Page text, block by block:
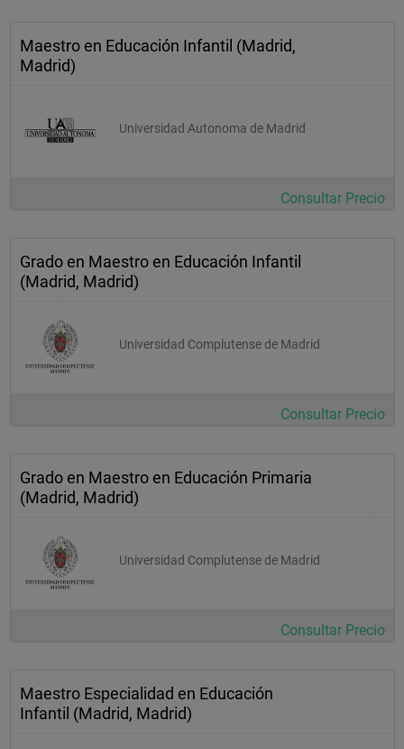
Maestro en Educación Infantil (Madrid,
Madrid)
Universidad Autonoma de Madrid
Consultar Precio
Grado en Maestro en Educación Infantil
(Madrid, Madrid)
Universidad Complutense de Madrid
Consultar Precio
Grado en Maestro en Educación Primaria
(Madrid, Madrid)
Universidad Complutense de Madrid
Consultar Precio
Maestro Especialidad en Educación
Infantil (Madrid, Madrid)